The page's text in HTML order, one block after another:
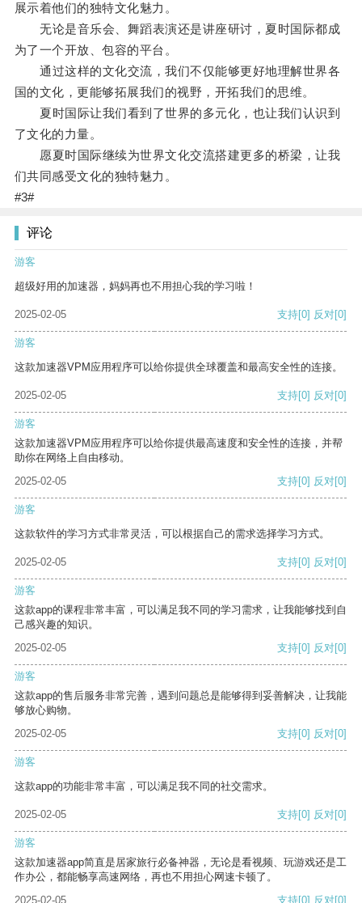
展示着他们的独特文化魅力。
无论是音乐会、舞蹈表演还是讲座研讨，夏时国际都成
为了一个开放、包容的平台。
通过这样的文化交流，我们不仅能够更好地理解世界各
国的文化，更能够拓展我们的视野，开拓我们的思维。
夏时国际让我们看到了世界的多元化，也让我们认识到
了文化的力量。
愿夏时国际继续为世界文化交流搭建更多的桥梁，让我
们共同感受文化的独特魅力。
#3#
评论
游客
超级好用的加速器，妈妈再也不用担心我的学习啦！
2025-02-05 支持[0] 反对[0]
游客
这款加速器VPM应用程序可以给你提供全球覆盖和最高安全性的连接。
2025-02-05 支持[0] 反对[0]
游客
这款加速器VPM应用程序可以给你提供最高速度和安全性的连接，并帮
助你在网络上自由移动。
2025-02-05
支持[0] 反对[0]
游客
这款软件的学习方式非常灵活，可以根据自己的需求选择学习方式。
2025-02-05 支持[0] 反对[0]
游客
这款app的课程非常丰富，可以满足我不同的学习需求，让我能够找到自
己感兴趣的知识。
2025-02-05
支持[0] 反对[0]
游客
这款app的售后服务非常完善，遇到问题总是能够得到妥善解决，让我能
够放心购物。
2025-02-05
支持[0] 反对[0]
游客
这款app的功能非常丰富，可以满足我不同的社交需求。
2025-02-05 支持[0] 反对[0]
游客
这款加速器app简直是居家旅行必备神器，无论是看视频、玩游戏还是工
作办公，都能畅享高速网络，再也不用担心网速卡顿了。
2025-02-05
支持[0] 反对[0]